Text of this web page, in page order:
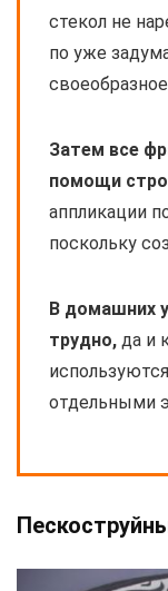
стекол не
по уже
Затем все
помощи
аппликации
поскольку
В домашних
трудно, да и
отдельными